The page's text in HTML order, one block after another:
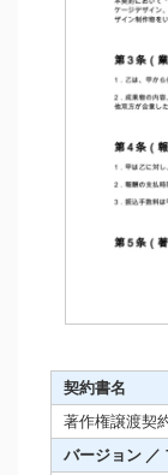
契約書名
著作権譲渡契
バージョン ／